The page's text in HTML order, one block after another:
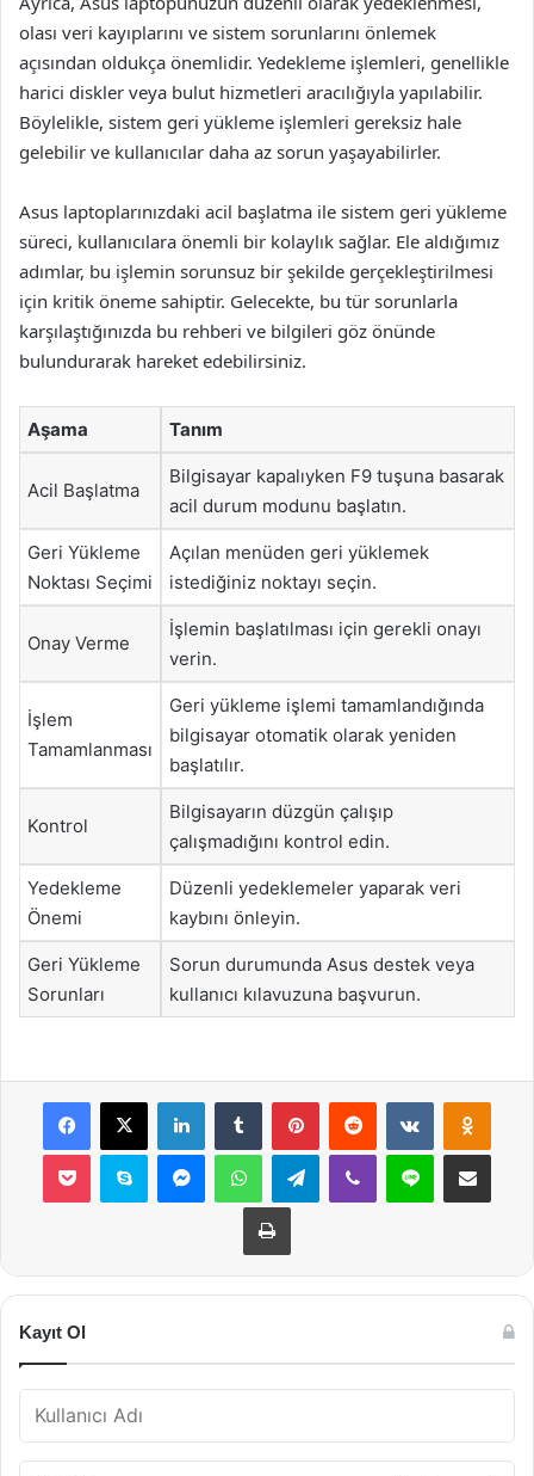
olası veri kayıplarını ve sistem sorunlarını önlemek
açısından oldukça önemlidir. Yedekleme işlemleri, genellikle
harici diskler veya bulut hizmetleri aracılığıyla yapılabilir.
Böylelikle, sistem geri yükleme işlemleri gereksiz hale
gelebilir ve kullanıcılar daha az sorun yaşayabilirler.
Asus laptoplarınızdaki acil başlatma ile sistem geri yükleme
süreci, kullanıcılara önemli bir kolaylık sağlar. Ele aldığımız
adımlar, bu işlemin sorunsuz bir şekilde gerçekleştirilmesi
için kritik öneme sahiptir. Gelecekte, bu tür sorunlarla
karşılaştığınızda bu rehberi ve bilgileri göz önünde
bulundurarak hareket edebilirsiniz.
Aşama Tanım
Acil Başlatma
Bilgisayar kapalıyken F9 tuşuna basarak
acil durum modunu başlatın.
Geri Yükleme
Noktası Seçimi
Açılan menüden geri yüklemek
istediğiniz noktayı seçin.
Onay Verme
İşlemin başlatılması için gerekli onayı
verin.
İşlem
Tamamlanması
Geri yükleme işlemi tamamlandığında
bilgisayar otomatik olarak yeniden
başlatılır.
Kontrol
Bilgisayarın düzgün çalışıp
çalışmadığını kontrol edin.
Yedekleme
Önemi
Düzenli yedeklemeler yaparak veri
kaybını önleyin.
Geri Yükleme
Sorunları
Sorun durumunda Asus destek veya
kullanıcı kılavuzuna başvurun.
Facebook
X LinkedInTumblr PinterestReddit VKontakte
Pocket Skype MessengerWhatsAppTelegramViber Line E-Posta ile
Yazdır
Kayıt Ol